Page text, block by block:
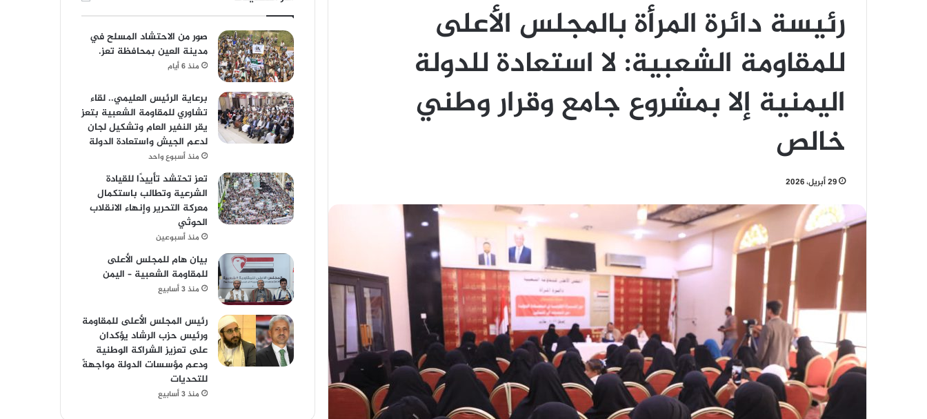
رئيسة دائرة المرأة بالمجلس الأعلى
للمقاومة الشعبية: لا استعادة للدولة
اليمنية إلا بمشروع جامع وقرار وطني
خالص
29 أبريل، 2026
صور من الاحتشاد المسلح في
مدينة العين بمحافظة تعز.
منذ 6 أيام
برعاية الرئيس العليمي.. لقاء
تشاوري للمقاومة الشعبية بتعز
يقر النفير العام وتشكيل لجان
لدعم الجيش واستعادة الدولة
منذ أسبوع واحد
تعز تحتشد تأييدًا للقيادة
الشرعية وتطالب باستكمال
معركة التحرير وإنهاء الانقلاب
الحوثي
منذ أسبوعين
بيان هام للمجلس الأعلى
للمقاومة الشعبية – اليمن
منذ 3 أسابيع
رئيس المجلس الأعلى للمقاومة
ورئيس حزب الرشاد يؤكدان
على تعزيز الشراكة الوطنية
ودعم مؤسسات الدولة مواجهةً
للتحديات
منذ 3 أسابيع